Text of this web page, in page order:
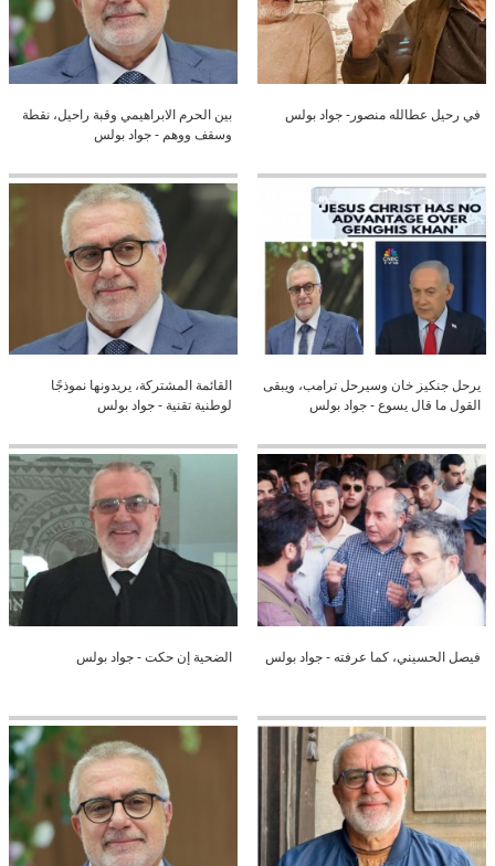
في رحيل عطالله منصور- جواد بولس
بين الحرم الابراهيمي وقبة راحيل، نقطة
وسقف ووهم - جواد بولس
يرحل جنكيز خان وسيرحل ترامب، ويبقى
القول ما قال يسوع - جواد بولس
القائمة المشتركة، يريدونها نموذجًا
لوطنية تقنية - جواد بولس
فيصل الحسيني، كما عرفته - جواد بولس الضحية إن حكت - جواد بولس